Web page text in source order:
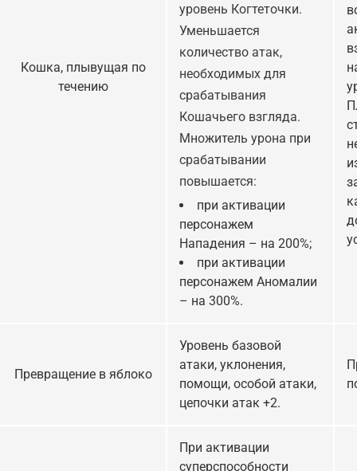
Кошка, плывущая по
течению
уровень Когтеточки.
Уменьшается
количество атак,
необходимых для
срабатывания
Кошачьего взгляда.
Множитель урона при
срабатывании
повышается:
при активации
персонажем
Нападения – на 200%;
при активации
персонажем Аномалии
– на 300%.
Превращение в яблоко
Уровень базовой
атаки, уклонения,
помощи, особой атаки,
цепочки атак +2.
При активации
суперспособности